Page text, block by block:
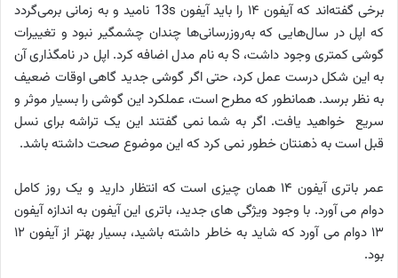
برخی گفته‌اند که آیفون ۱۴ را باید آیفون 13s نامید و به زمانی برمی‌گردد
که اپل در سال‌هایی که به‌روزرسانی‌ها چندان چشمگیر نبود و تغییرات
گوشی کمتری وجود داشت، S به نام مدل اضافه کرد. اپل در نامگذاری آن
به این شکل درست عمل کرد، حتی اگر گوشی جدید گاهی اوقات ضعیف
به نظر برسد. همانطور که مطرح است، عملکرد این گوشی را بسیار موثر و
سریع خواهید یافت. اگر به شما نمی گفتند این یک تراشه برای نسل
قبل است به ذهنتان خطور نمی کرد که این موضوع صحت داشته باشد.
عمر باتری آیفون ۱۴ همان چیزی است که انتظار دارید و یک روز کامل
دوام می آورد. با وجود ویژگی های جدید، باتری این آیفون به اندازه آیفون
۱۳ دوام می آورد که شاید به خاطر داشته باشید، بسیار بهتر از آیفون ۱۲
بود.